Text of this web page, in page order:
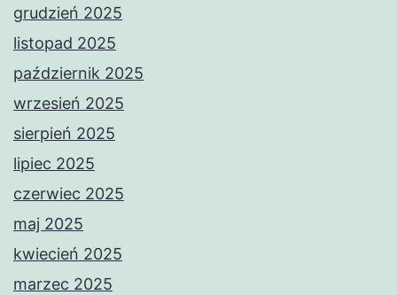
grudzień 2025
listopad 2025
październik 2025
wrzesień 2025
sierpień 2025
lipiec 2025
czerwiec 2025
maj 2025
kwiecień 2025
marzec 2025